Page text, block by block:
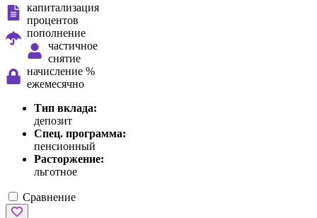
капитализация
процентов
пополнение
частичное
снятие
начисление %
ежемесячно
Тип вклада:
депозит
Спец. программа:
пенсионный
Расторжение:
льготное
Сравнение